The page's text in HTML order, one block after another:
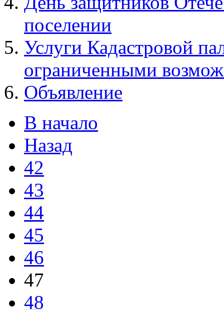
поселении
Услуги Кадастровой
ограниченными
Объявление
В начало
Назад
42
43
44
45
46
47
48